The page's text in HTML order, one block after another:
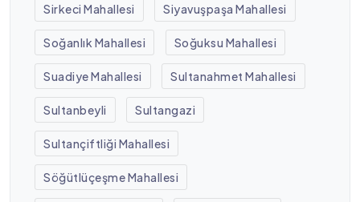
Sirkeci Mahallesi Siyavuşpaşa Mahallesi
Soğanlık Mahallesi Soğuksu Mahallesi
Suadiye Mahallesi Sultanahmet Mahallesi
Sultanbeyli Sultangazi
Sultançiftliği Mahallesi
Söğütlüçeşme Mahallesi